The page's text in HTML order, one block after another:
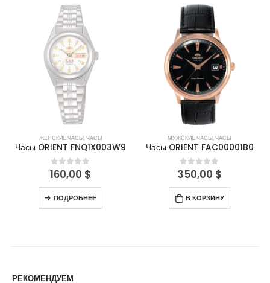
НЕТ В НАЛИЧИИ
ЖЕНСКИЕ ЧАСЫ,ЧАСЫ
Часы ORIENT FNQ1X003W9
0out of 5
160,00 $
ПОДРОБНЕЕ
МУЖСКИЕ ЧАСЫ,ЧАСЫ
Часы ORIENT FAC00001B0
0out of 5
350,00 $
В КОРЗИНУ
РЕКОМЕНДУЕМ